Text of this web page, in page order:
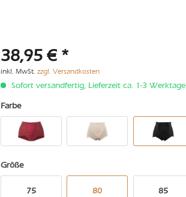
38,95 € *
inkl. MwSt.zzgl. Versandkosten
Sofort versandfertig, Lieferzeit ca. 1-3 Werktage
Farbe
Größe
75 80 85